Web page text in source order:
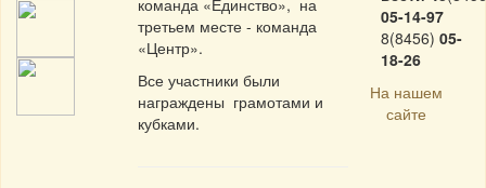
команда «Единство», на
третьем месте - команда
«Центр».
Все участники были
награждены грамотами и
кубками.
05-14-97
8(8456) 05-
18-26
На нашем
сайте